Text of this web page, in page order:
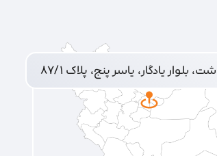
بلوار یادگار، یاسر پنج، پلاک ۸۷/۱